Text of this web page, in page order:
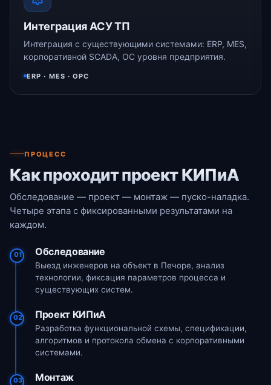
Интеграция АСУ ТП
Интеграция с существующими системами: ERP, MES,
корпоративной SCADA, ОС уровня предприятия.
ERP · MES · OPC
ПРОЦЕСС
Как проходит проект КИПиА
Обследование — проект — монтаж — пуско-наладка.
Четыре этапа с фиксированными результатами на
каждом.
01 Обследование
Выезд инженеров на объект в Печоре, анализ
технологии, фиксация параметров процесса и
существующих систем.
02 Проект КИПиА
Разработка функциональной схемы, спецификации,
алгоритмов и протокола обмена с корпоративными
системами.
03 Монтаж